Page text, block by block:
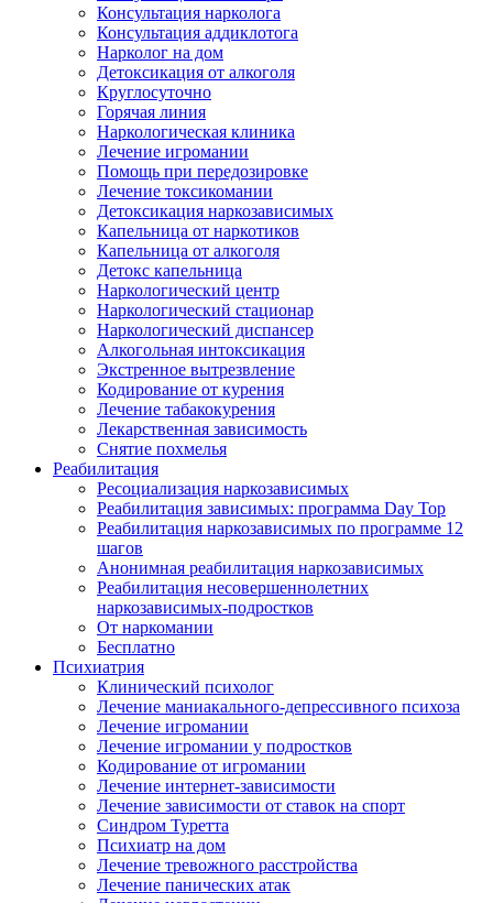
Консультация нарколога
Консультация аддиклотога
Нарколог на дом
Детоксикация от алкоголя
Круглосуточно
Горячая линия
Наркологическая клиника
Лечение игромании
Помощь при передозировке
Лечение токсикомании
Детоксикация наркозависимых
Капельница от наркотиков
Капельница от алкоголя
Детокс капельница
Наркологический центр
Наркологический стационар
Наркологический диспансер
Алкогольная интоксикация
Экстренное вытрезвление
Кодирование от курения
Лечение табакокурения
Лекарственная зависимость
Снятие похмелья
Реабилитация
Ресоциализация наркозависимых
Реабилитация зависимых: программа Day Top
Реабилитация наркозависимых по программе 12
шагов
Анонимная реабилитация наркозависимых
Реабилитация несовершеннолетних
наркозависимых-подростков
От наркомании
Бесплатно
Психиатрия
Клинический психолог
Лечение маниакального-депрессивного психоза
Лечение игромании
Лечение игромании у подростков
Кодирование от игромании
Лечение интернет-зависимости
Лечение зависимости от ставок на спорт
Синдром Туретта
Психиатр на дом
Лечение тревожного расстройства
Лечение панических атак